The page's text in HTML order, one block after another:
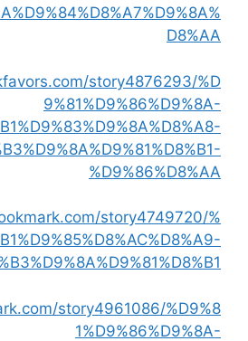
D8%AA
story4876293/%D
9%81%D9%86%D9%8A-
%D9%86%D8%AA
story4749720/%
story4961086/%D9%8
1%D9%86%D9%8A-